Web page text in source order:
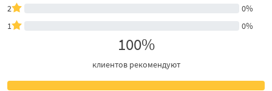
2
0%
1
0%
100%
клиентов рекомендуют